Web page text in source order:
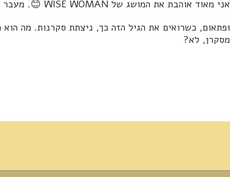
אני מאוד אוהבת את המושג של WISE WOMAN 😊. מעבר להיות האישה החכמה, היודעת, כמו זו שהוערכה בתרבויות קדומות.
ופתאום, כשרואים את הגיל הזה כך, ניצתת סקרנות. מה הוא
מסקרן, לא?